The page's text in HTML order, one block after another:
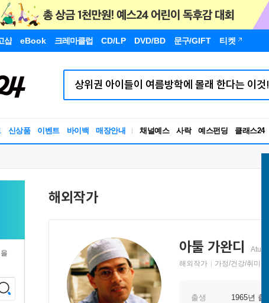
샵 eBook 크레마클럽 CD/LP DVD/BD 문구/GIFT 티켓
신상품 이벤트 바이백 매장안내 채널예스 사락 예스펀딩 클래스24
해외작가
아툴 가완디
Atul
해외작가
가정/건강/취미
출생 1965년 출생